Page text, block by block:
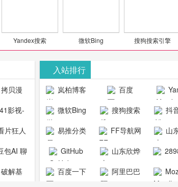
Yandex搜索 微软Bing 搜狗搜索引擎
拷贝漫
官网
综合
41影视-
最近好
视剧
电影网
影视为
片狂人
视频资
在线
观看
包AI 聊
能对话
版入口
破解基
入站排行
岚柏博客 百度
搜
微软Bing
搜狗搜索
引擎
抖
频
易推分类
目录网
FF导航网
山
化工
GitHub
山东欣烨
生物科技有
资源
百度一下
阿里巴巴